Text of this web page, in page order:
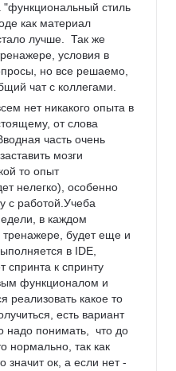
"функциональный стиль
как материал
лучше.  Так же
условия в
но все решаемо,
чат с коллегами.
нет никакого опыта в
от слова
часть очень
мозги
то опыт
нелегко), особенно
с работой.Учеба
в каждом
будет еще и
в IDE,
спринта к спринту
функционалом и
реализовать какое то
есть вариант
надо понимать,  что до
нормально, так как
значит ок, а если нет -